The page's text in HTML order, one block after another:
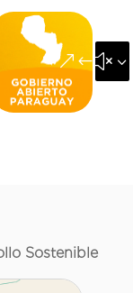
Sostenible